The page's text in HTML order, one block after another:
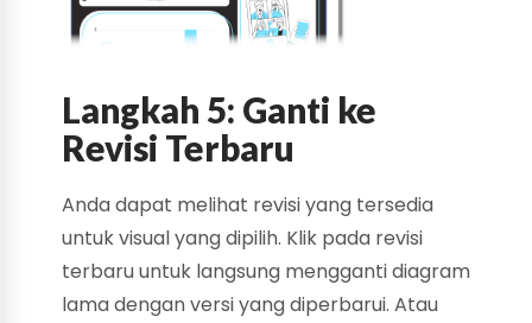
Langkah 5: Ganti ke
Revisi Terbaru
Anda dapat melihat revisi yang tersedia
untuk visual yang dipilih. Klik pada revisi
terbaru untuk langsung mengganti diagram
lama dengan versi yang diperbarui. Atau